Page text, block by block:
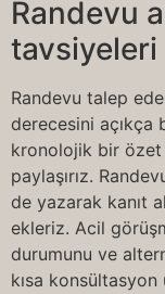
Randevu
tavsiyeleri
Randevu talep
derecesini açıkça
kronolojik bir özet
paylaşırız.
de yazarak kanıt
ekleriz. Acil
durumunu ve
kısa konsültasyon